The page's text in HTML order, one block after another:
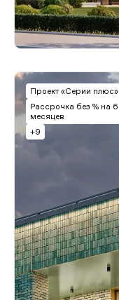
Проект «Серии плюс»
Рассрочка без % на 6
месяцев
+9